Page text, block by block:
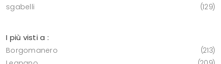
sgabelli 129
I più visti a :
Borgomanero
213